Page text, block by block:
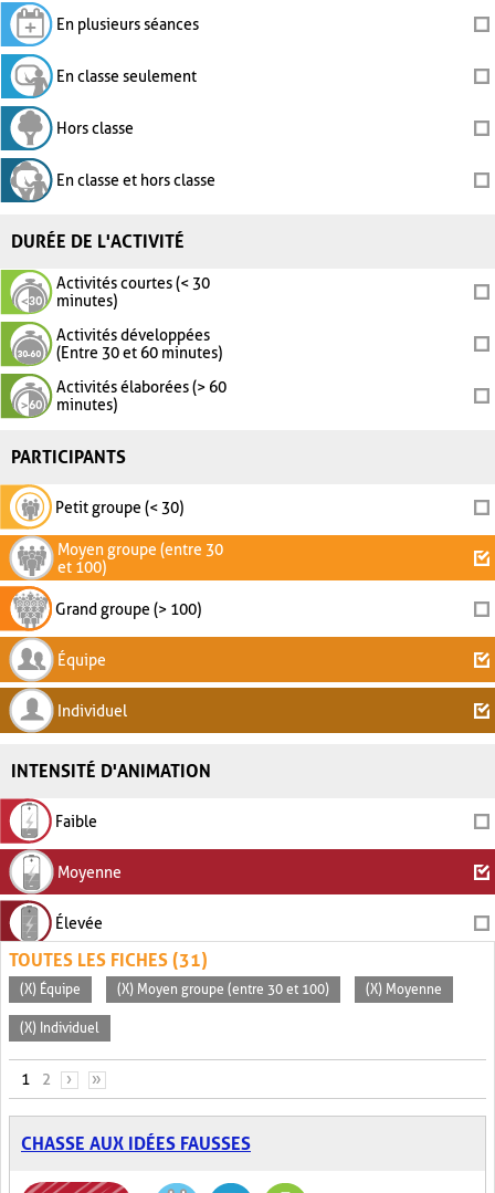
En plusieurs séances
En classe seulement
Hors classe
En classe et hors classe
DURÉE DE L'ACTIVITÉ
Activités courtes (< 30
minutes)
Activités développées
(Entre 30 et 60 minutes)
Activités élaborées (> 60
minutes)
PARTICIPANTS
Petit groupe (< 30)
Moyen groupe (entre 30
et 100)
Grand groupe (> 100)
Équipe
Individuel
INTENSITÉ D'ANIMATION
Faible
Moyenne
Élevée
TOUTES LES FICHES (31)
(X) Équipe (X) Moyen groupe (entre 30 et 100) (X) Moyenne
(X) Individuel
PAGES
1 2 › »
CHASSE AUX IDÉES FAUSSES